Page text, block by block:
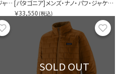
[パタゴニア]メンズ・トリオレット・ジャケット
[パタゴニア]メンズ・ナノ・パフ・ジャケット
￥33,550 (税込)
お気に入り
SOLD OUT